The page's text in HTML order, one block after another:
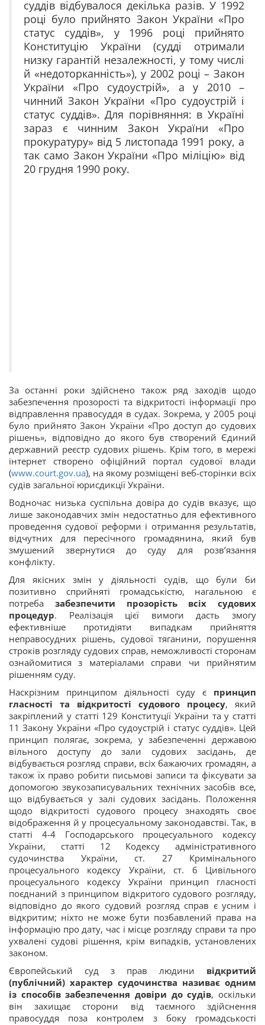
суддів відбувалося декілька разів. У 1992
році було прийнято Закон України «Про
статус суддів», у 1996 році прийнято
Конституцію України (судді отримали
низку гарантій незалежності, у тому числі
й «недоторканність»), у 2002 році – Закон
України «Про судоустрій», а у 2010 –
чинний Закон України «Про судоустрій і
статус суддів». Для порівняння: в Україні
зараз є чинним Закон України «Про
прокуратуру» від 5 листопада 1991 року, а
так само Закон України «Про міліцію» від
20 грудня 1990 року.
За останні роки здійснено також ряд заходів щодо
забезпечення прозорості та відкритості інформації про
відправлення правосуддя в судах. Зокрема, у 2005 році
було прийнято Закон України «Про доступ до судових
рішень», відповідно до якого був створений Єдиний
державний реєстр судових рішень. Крім того, в мережі
інтернет створено офіційний портал судової влади
(www.court.gov.ua), на якому розміщені веб-сторінки всіх
судів загальної юрисдикції України.
Водночас низька суспільна довіра до судів вказує, що
лише законодавчих змін недостатньо для ефективного
проведення судової реформи і отримання результатів,
відчутних для пересічного громадянина, який був
змушений звернутися до суду для розв’язання
конфлікту.
Для якісних змін у діяльності судів, що були би
позитивно сприйняті громадськістю, нагальною є
потреба забезпечити прозорість всіх судових
процедур. Реалізація цієї вимоги дасть змогу
ефективніше протидіяти випадкам прийняття
неправосудних рішень, судової тяганини, порушення
строків розгляду судових справ, неможливості сторонам
ознайомитися з матеріалами справи чи прийнятим
рішенням суду.
Наскрізним принципом діяльності суду є принцип
гласності та відкритості судового процесу, який
закріплений у статті 129 Конституції України та у статті
11 Закону України «Про судоустрій і статус суддів». Цей
принцип полягає, зокрема, у забезпеченні державою
вільного доступу до зали судових засідань, де
відбувається розгляд справи, всіх бажаючих громадян, а
також їх право робити письмові записи та фіксувати за
допомогою звукозаписувальних технічних засобів все,
що відбувається у залі судових засідань. Положення
щодо відкритості судового процесу знаходять своє
відображення й у процесуальному законодавстві. Так, в
статті 4-4 Господарського процесуального кодексу
України, статті 12 Кодексу адміністративного
судочинства України, ст. 27 Кримінального
процесуального кодексу України, ст. 6 Цивільного
процесуального кодексу України принцип гласності
поєднаний з принципом відкритого судового розгляду,
відповідно до якого судовий розгляд справ є усним і
відкритим; ніхто не може бути позбавлений права на
інформацію про дату, час і місце розгляду справи та про
ухвалені судові рішення, крім випадків, установлених
законом.
Європейський суд з прав людини відкритий
(публічний) характер судочинства називає одним
із способів забезпечення довіри до судів, оскільки
він захищає сторони від таємного здійснення
правосуддя поза контролем з боку громадськості